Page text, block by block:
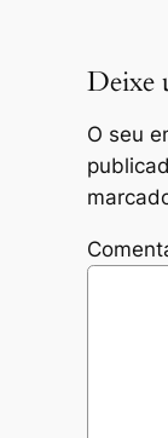
Deixe
O seu